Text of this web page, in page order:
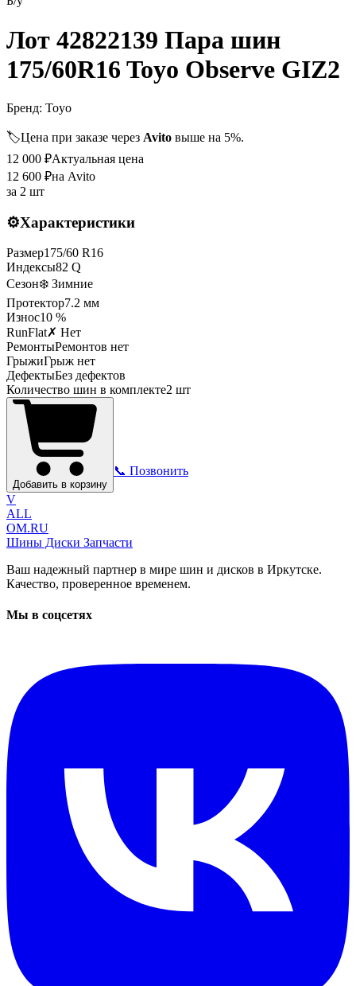
Лот 42822139 Пара шин
175/60R16 Toyo Observe GIZ2
Бренд: Toyo
🏷️Цена при заказе через Avito выше на 5%.
12 000 ₽Актуальная цена
12 600 ₽на Avito
за 2 шт
⚙️Характеристики
Размер175/60 R16
Индексы82 Q
Сезон❄️ Зимние
Протектор7.2 мм
Износ10 %
RunFlat✗ Нет
РемонтыРемонтов нет
ГрыжиГрыж нет
ДефектыБез дефектов
Количество шин в комплекте2 шт
Добавить в корзину
📞 Позвонить
V
ALL
OM.RU
Шины Диски Запчасти
Ваш надежный партнер в мире шин и дисков в Иркутске.
Качество, проверенное временем.
Мы в соцсетях